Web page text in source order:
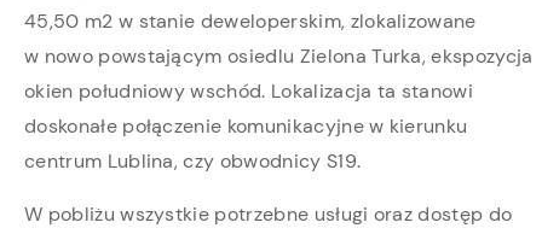
45,50 m2 w stanie deweloperskim, zlokalizowane
w nowo powstającym osiedlu Zielona Turka, ekspozycja
okien południowy wschód. Lokalizacja ta stanowi
doskonałe połączenie komunikacyjne w kierunku
centrum Lublina, czy obwodnicy S19.
W pobliżu wszystkie potrzebne usługi oraz dostęp do